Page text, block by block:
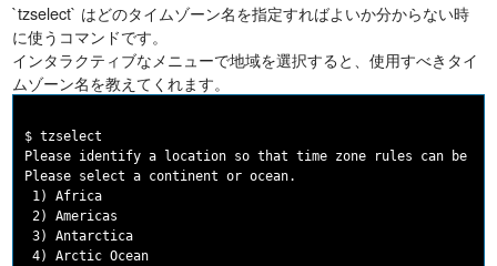
`tzselect` はどのタイムゾーン名を指定すればよいか分からない時
に使うコマンドです。
インタラクティブなメニューで地域を選択すると、使用すべきタイ
ムゾーン名を教えてくれます。
$ tzselect
Please identify a location so that time zone rules can be
Please select a continent or ocean.
1) Africa
2) Americas
3) Antarctica
4) Arctic Ocean